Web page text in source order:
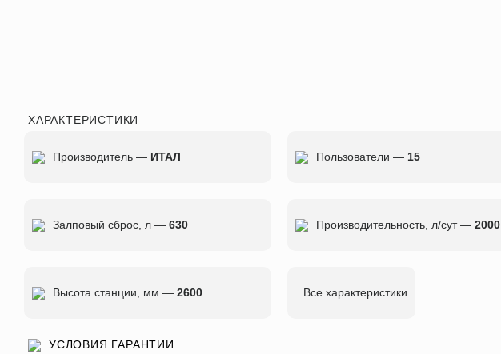
ХАРАКТЕРИСТИКИ
Производитель — ИТАЛ Пользователи — 15
Залповый сброс, л — 630 Производительность, л/сут —2000
Высота станции, мм — 2600 Все характеристики
УСЛОВИЯ ГАРАНТИИ